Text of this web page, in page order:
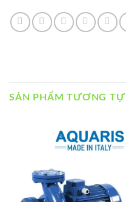
SẢN PHẨM TƯƠNG TỰ